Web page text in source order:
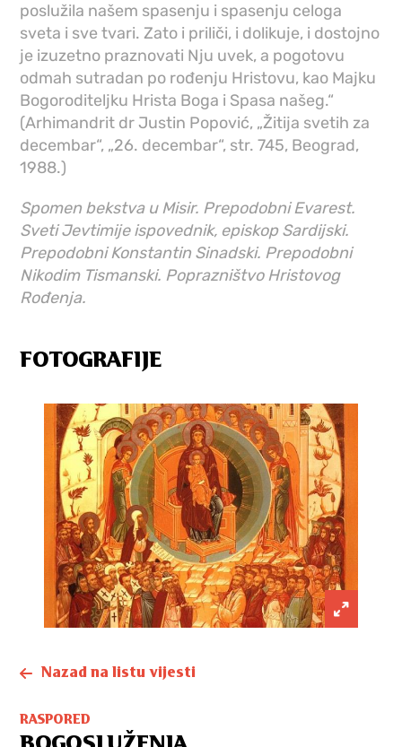
poslužila našem spasenju i spasenju celoga
sveta i sve tvari. Zato i priliči, i dolikuje, i dostojno
je izuzetno praznovati Nju uvek, a pogotovu
odmah sutradan po rođenju Hristovu, kao Majku
Bogoroditeljku Hrista Boga i Spasa našeg.“
(Arhimandrit dr Justin Popović, „Žitija svetih za
decembar“, „26. decembar“, str. 745, Beograd,
1988.)
Spomen bekstva u Misir. Prepodobni Evarest.
Sveti Jevtimije ispovednik, episkop Sardijski.
Prepodobni Konstantin Sinadski. Prepodobni
Nikodim Tismanski. Poprazništvo Hristovog
Rođenja.
FOTOGRAFIJE
Nazad na listu vijesti
RASPORED